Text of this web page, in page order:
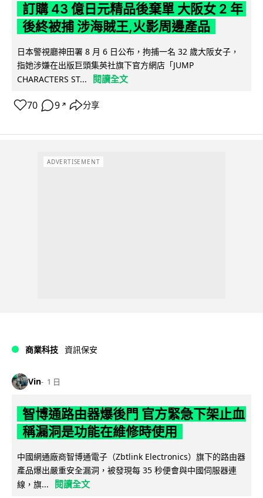
訂購 43 億日元精品後棄單 大阪女 2 年
後終被捕 涉海賊王,火影周邊產品
日本警視廳神田署 8 月 6 日公布，拘捕一名 32 歲大阪女子，
指她涉嫌在出版巨頭集英社旗下官方網店「JUMP
CHARACTERS ST...
閱讀全文
70 9 ↗ 分享
ADVERTISEMENT
商業科技 資訊保安
Vin 1 日
智博通路由器爆後門 官方緊急下架止血
稱漏洞是功能在維修時使用
中國網通廠商智博通電子（Zbtlink Electronics）旗下的路由器
產品爆出嚴重安全漏洞，被發現每 35 秒便會與中國伺服器連
線，旗...
閱讀全文